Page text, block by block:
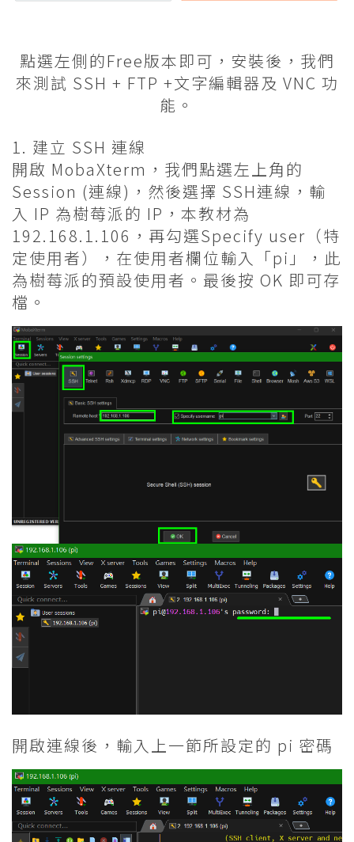
點選左側的Free版本即可，安裝後，我們
來測試 SSH + FTP +文字編輯器及 VNC 功
能。
1. 建立 SSH 連線
開啟 MobaXterm，我們點選左上角的
Session (連線)，然後選擇 SSH連線，輸
入 IP 為樹莓派的 IP，本教材為
192.168.1.106，再勾選Specify user（特
定使用者），在使用者欄位輸入「pi」，此
為樹莓派的預設使用者。最後按 OK 即可存
檔。
開啟連線後，輸入上一節所設定的 pi 密碼